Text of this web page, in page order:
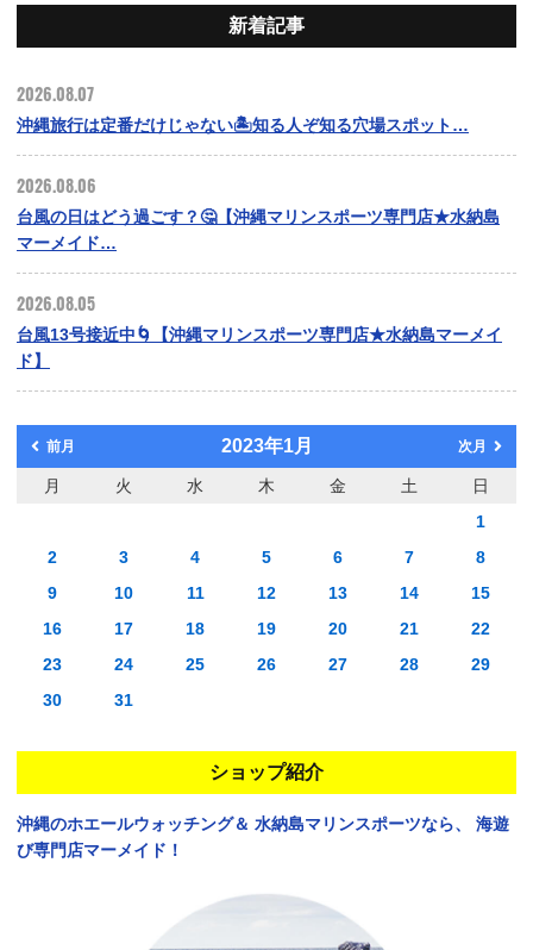
新着記事
2026.08.07
沖縄旅行は定番だけじゃない🏝️知る人ぞ知る穴場スポット…
2026.08.06
台風の日はどう過ごす？🤔【沖縄マリンスポーツ専門店★水納島
マーメイド…
2026.08.05
台風13号接近中🌀【沖縄マリンスポーツ専門店★水納島マーメイ
ド】
前月 2023年1月 次月
月 火 水 木 金 土
日
1
2
3 4 5 6 7
8
9
10 11 12 13 14
15
16
17 18 19 20 21
22
23
24 25 26 27 28
29
30
31
ショップ紹介
沖縄のホエールウォッチング＆ 水納島マリンスポーツなら、
海遊
び専門店マーメイド！